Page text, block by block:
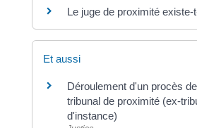
Le juge de proximité existe-
Et aussi
Déroulement d'un procès
tribunal de proximité (ex-
d'instance)